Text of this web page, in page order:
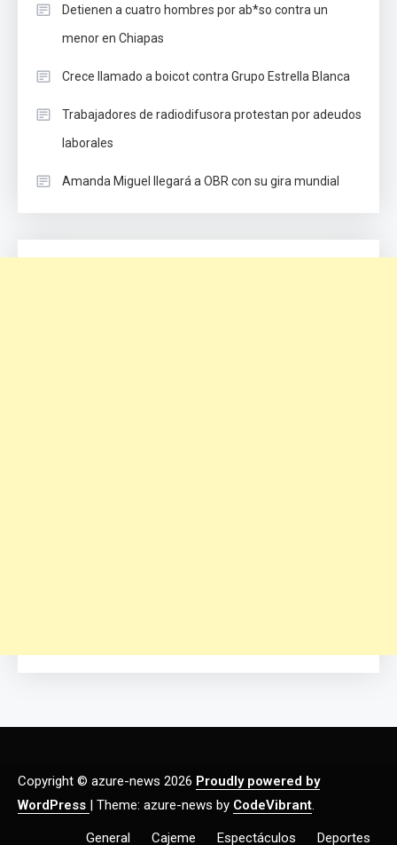
Detienen a cuatro hombres por ab*so contra un
menor en Chiapas
Crece llamado a boicot contra Grupo Estrella Blanca
Trabajadores de radiodifusora protestan por adeudos
laborales
Amanda Miguel llegará a OBR con su gira mundial
Copyright © azure-news 2026 Proudly powered by
WordPress | Theme: azure-news by CodeVibrant.
General Cajeme Espectáculos Deportes